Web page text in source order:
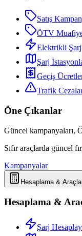
Satış
ÖTV
Elektrikli
Şarj
Geçiş
Trafik
Öne Çıkanlar
Güncel kampanyaları,
Sıfır araçlarda güncel
Kampanyalar
Hesaplama &
Hesaplama &
Şarj